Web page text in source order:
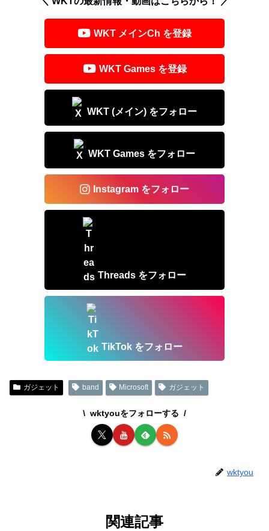
a
s
e
b
o
o
k
WKT メインCh を登録
WKT Games を登録
WKT (メイン) をフォロー
WKT Games をフォロー
Instagram をフォロー
Threads をフォロー
TikTok をフォロー
ガジェット band Microsoft ガジェット
wktyouをフォローする
wktyou
関連記事